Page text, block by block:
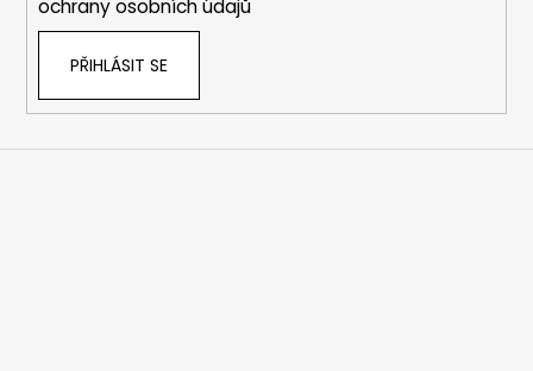
ochrany osobních údajů
PŘIHLÁSIT SE